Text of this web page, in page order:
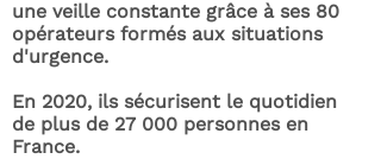
une veille constante grâce à ses 80
opérateurs formés aux situations
d'urgence.
En 2020, ils sécurisent le quotidien
de plus de 27 000 personnes en
France.